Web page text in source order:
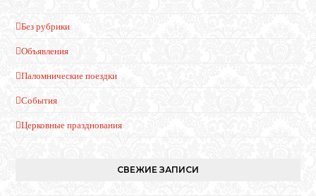
Без рубрики
Объявления
Паломнические поездки
События
Церковные празднования
СВЕЖИЕ ЗАПИСИ